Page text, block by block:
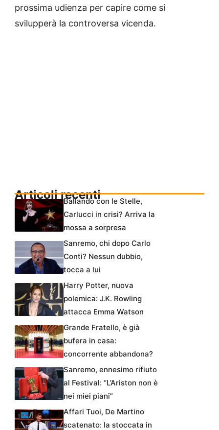
prossima udienza per capire come si
svilupperà la controversa vicenda.
Articoli recentiBallando con le Stelle,
Carlucci in crisi? Arriva la
mossa a sorpresa
Sanremo, chi dopo Carlo
Conti? Nessun dubbio,
tocca a lui
Harry Potter, nuova
polemica: J.K. Rowling
attacca Emma Watson
Grande Fratello, è già
bufera in casa:
concorrente abbandona?
Sanremo, ennesimo rifiuto
al Festival: “L’Ariston non è
nei miei piani”
Affari Tuoi, De Martino
scatenato: la stoccata in